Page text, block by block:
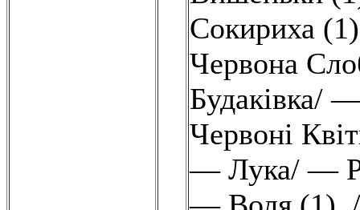
Сокириха (1)
Червона
Будаківка/
Червоні
— Лука/ —